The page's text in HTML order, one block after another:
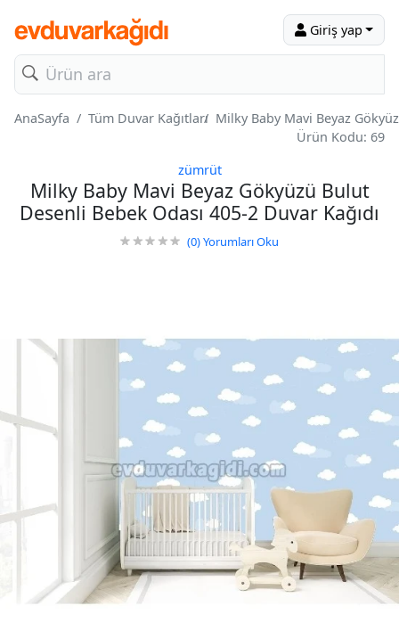
Giriş yap
AnaSayfa Tüm Duvar Kağıtları Milky Baby Mavi Beyaz
Ürün Kodu: 69
zümrüt
Milky Baby Mavi Beyaz Gökyüzü Bulut
Desenli Bebek Odası 405-2 Duvar Kağıdı
(0)Yorumları Oku